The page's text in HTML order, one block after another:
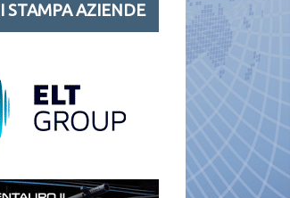
STAMPA AZIENDE